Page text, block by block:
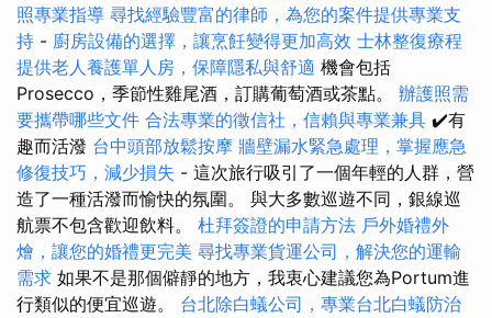
照專業指導 尋找經驗豐富的律師，為您的案件提供專業支
持 - 廚房設備的選擇，讓烹飪變得更加高效 士林整復療程
提供老人養護單人房，保障隱私與舒適 機會包括
Prosecco，季節性雞尾酒，訂購葡萄酒或茶點。 辦護照需
要攜帶哪些文件 合法專業的徵信社，信賴與專業兼具 ✔️有
趣而活潑 台中頭部放鬆按摩 牆壁漏水緊急處理，掌握應急
修復技巧，減少損失 - 這次旅行吸引了一個年輕的人群，營
造了一種活潑而愉快的氛圍。 與大多數巡遊不同，銀線巡
航票不包含歡迎飲料。 杜拜簽證的申請方法 戶外婚禮外
燴，讓您的婚禮更完美 尋找專業貨運公司，解決您的運輸
需求 如果不是那個僻靜的地方，我衷心建議您為Portum進
行類似的便宜巡遊。 台北除白蟻公司，專業台北白蟻防治